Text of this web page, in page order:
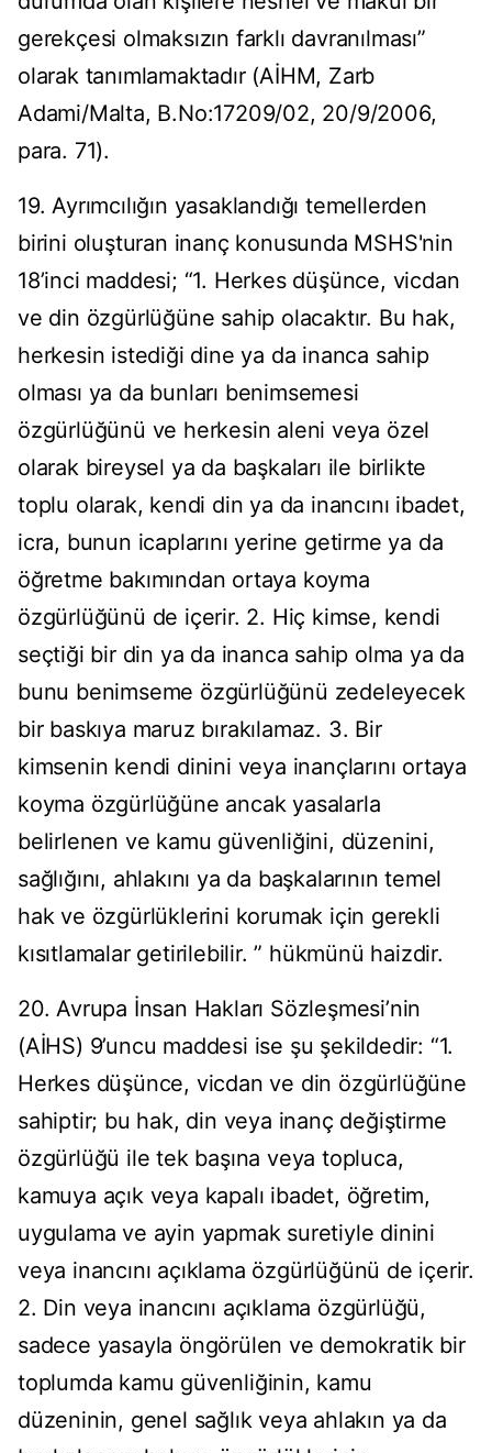
gerekçesi olmaksızın farklı davranılması”
olarak tanımlamaktadır (AİHM, Zarb
Adami/Malta, B.No:17209/02, 20/9/2006,
para. 71).
19. Ayrımcılığın yasaklandığı temellerden
birini oluşturan inanç konusunda MSHS'nin
18’inci maddesi; “1. Herkes düşünce, vicdan
ve din özgürlüğüne sahip olacaktır. Bu hak,
herkesin istediği dine ya da inanca sahip
olması ya da bunları benimsemesi
özgürlüğünü ve herkesin aleni veya özel
olarak bireysel ya da başkaları ile birlikte
toplu olarak, kendi din ya da inancını ibadet,
icra, bunun icaplarını yerine getirme ya da
öğretme bakımından ortaya koyma
özgürlüğünü de içerir. 2. Hiç kimse, kendi
seçtiği bir din ya da inanca sahip olma ya da
bunu benimseme özgürlüğünü zedeleyecek
bir baskıya maruz bırakılamaz. 3. Bir
kimsenin kendi dinini veya inançlarını ortaya
koyma özgürlüğüne ancak yasalarla
belirlenen ve kamu güvenliğini, düzenini,
sağlığını, ahlakını ya da başkalarının temel
hak ve özgürlüklerini korumak için gerekli
kısıtlamalar getirilebilir. ” hükmünü haizdir.
20. Avrupa İnsan Hakları Sözleşmesi’nin
(AİHS) 9’uncu maddesi ise şu şekildedir: “1.
Herkes düşünce, vicdan ve din özgürlüğüne
sahiptir; bu hak, din veya inanç değiştirme
özgürlüğü ile tek başına veya topluca,
kamuya açık veya kapalı ibadet, öğretim,
uygulama ve ayin yapmak suretiyle dinini
veya inancını açıklama özgürlüğünü de içerir.
2. Din veya inancını açıklama özgürlüğü,
sadece yasayla öngörülen ve demokratik bir
toplumda kamu güvenliğinin, kamu
düzeninin, genel sağlık veya ahlakın ya da